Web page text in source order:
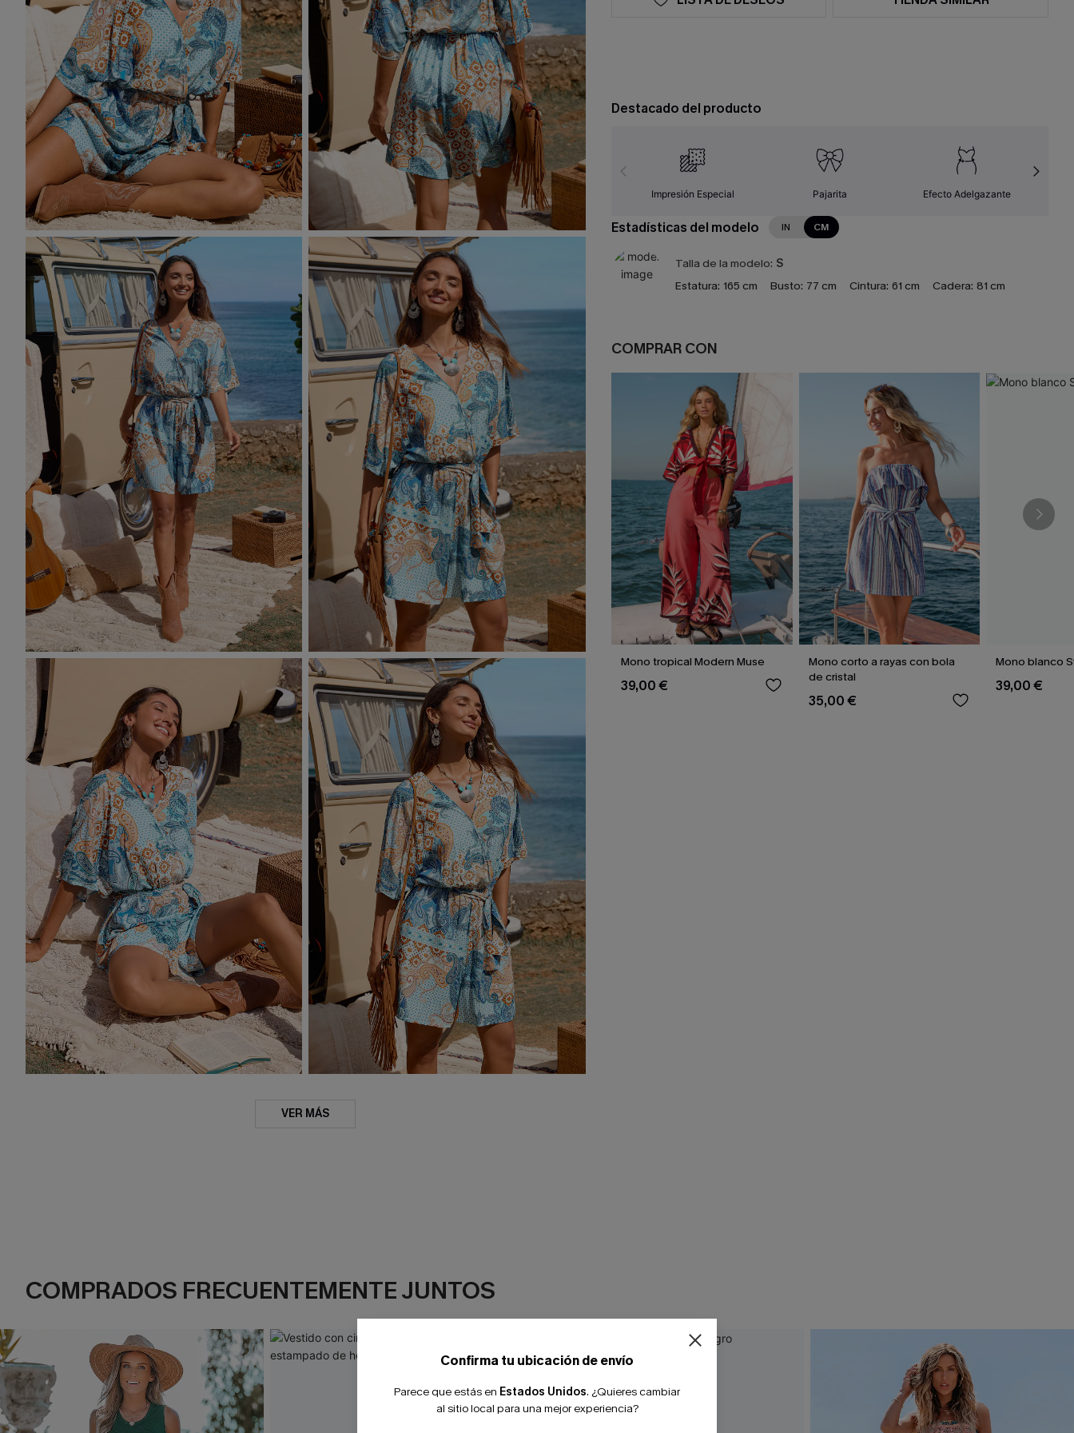
VER MÁS
Destacado del producto
Impresión Especial Pajarita Efecto Adelgazante
Estadísticas del modelo IN CM
Talla de la modelo: S
Estatura: 165 cm Busto: 77 cm Cintura: 61 cm Cadera: 81 cm
COMPRAR CON
Mono tropical Modern Muse
39,00 €
Mono corto a rayas con bola
de cristal
35,00 €
Mono blanco
39,00 €
COMPRADOS FRECUENTEMENTE JUNTOS
Confirma tu ubicación de envío
Parece que estás en Estados Unidos. ¿Quieres cambiar
al sitio local para una mejor experiencia?
-10% extra sin compra mínima